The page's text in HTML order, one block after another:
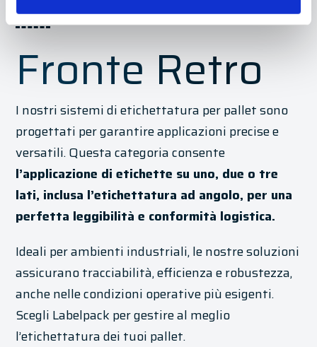
Pallet
Fronte Retro
I nostri sistemi di etichettatura per pallet sono
progettati per garantire applicazioni precise e
versatili. Questa categoria consente
l’applicazione di etichette su uno, due o tre
lati, inclusa l’etichettatura ad angolo, per una
perfetta leggibilità e conformità logistica.
Ideali per ambienti industriali, le nostre soluzioni
assicurano tracciabilità, efficienza e robustezza,
anche nelle condizioni operative più esigenti.
Scegli Labelpack per gestire al meglio
l’etichettatura dei tuoi pallet.